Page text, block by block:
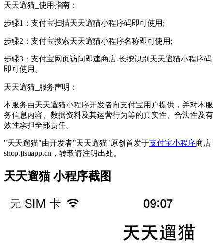
天天遛猫_使用指南：
步骤1：支付宝扫描天天遛猫小程序码即可使用;
步骤2：支付宝搜索天天遛猫小程序名称即可使用;
步骤3：支付宝网页访问即速商店-长按识别天天遛猫小程序码
即可使用。
天天遛猫_服务声明：
本服务由天天遛猫小程序开发者向支付宝用户提供，并对本服
务信息内容、数据资料及其运营行为等的真实性、合法性及有
效性承担全部责任。
"天天遛猫"由开发者"天天遛猫"原创首发于支付宝小程序商店
shop.jisuapp.cn，转载请注明出处。
天天遛猫 小程序截图